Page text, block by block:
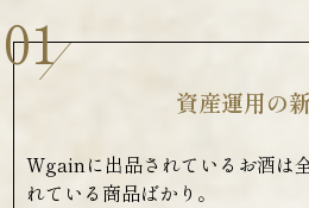
01
資産運用の
Wgainに出品されているお酒は
れている商品ばかり。